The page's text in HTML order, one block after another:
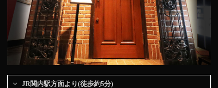
JR関内駅方面より(徒歩約5分)